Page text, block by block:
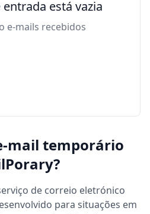
entrada está vazia
e-mails recebidos
mail temporário
de correio eletrónico
para situações em